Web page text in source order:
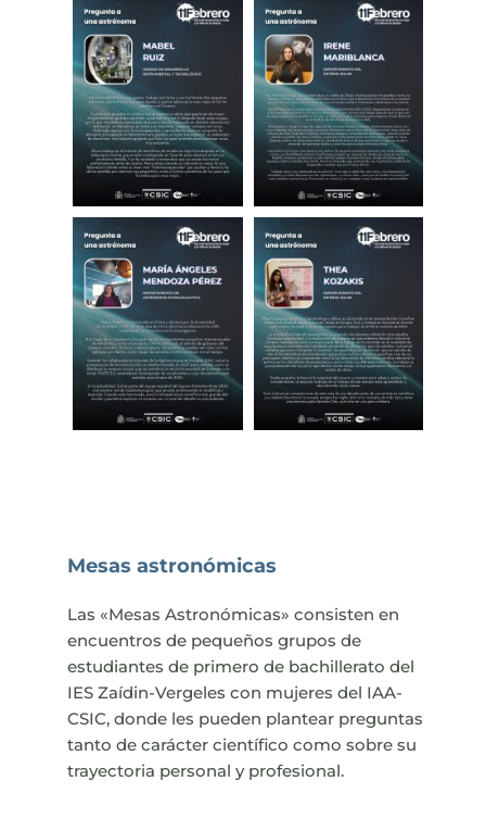
Mesas astronómicas
Las «Mesas Astronómicas» consisten en
encuentros de pequeños grupos de
estudiantes de primero de bachillerato del
IES Zaídin-Vergeles con mujeres del IAA-
CSIC, donde les pueden plantear preguntas
tanto de carácter científico como sobre su
trayectoria personal y profesional.